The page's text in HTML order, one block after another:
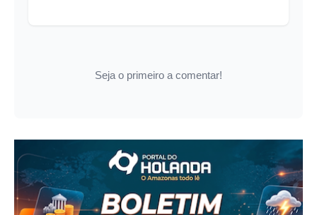
Seja o primeiro a comentar!